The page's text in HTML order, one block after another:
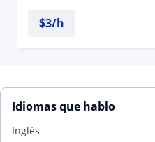
$3/h
Idiomas que hablo
Inglés